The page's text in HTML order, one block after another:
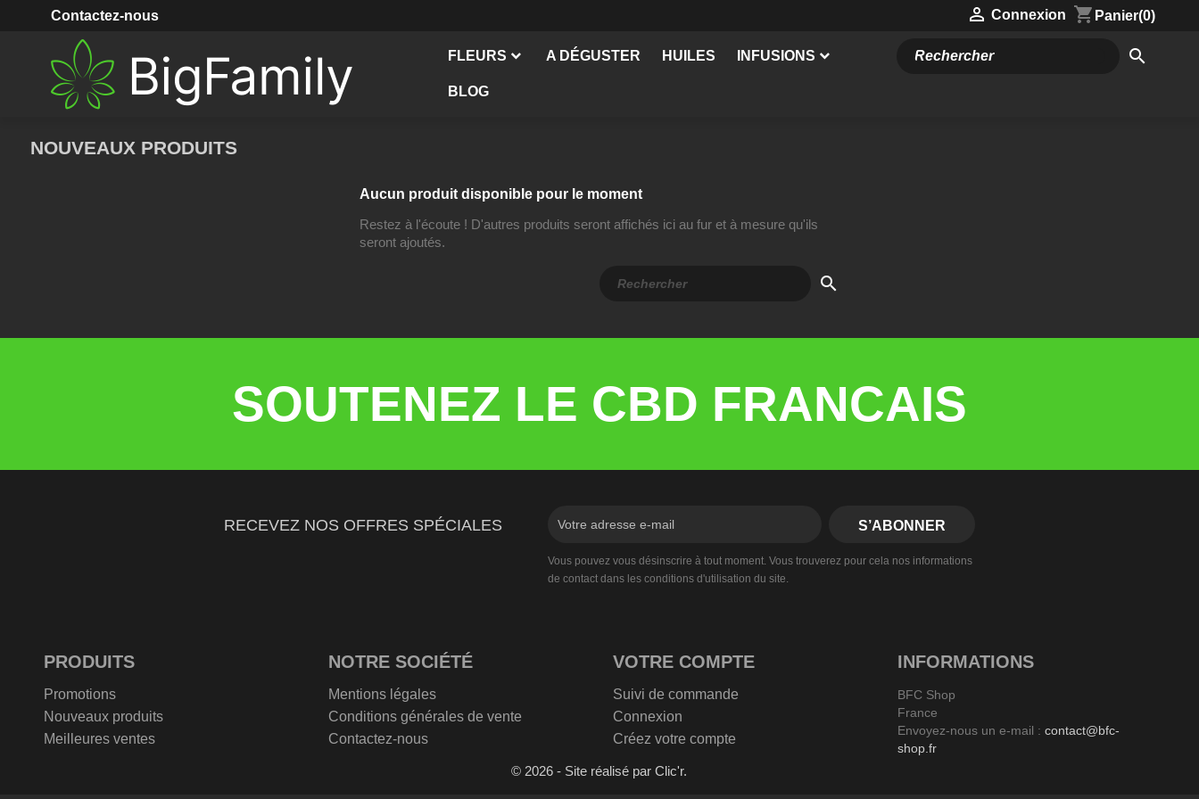
Contactez-nous  Connexion shopping_cart Panier(0)
FLEURS A DÉGUSTER HUILES INFUSIONS
BLOG
search
Accueil Nouveaux produits
NOUVEAUX PRODUITS
Aucun produit disponible pour le moment
Restez à l'écoute ! D'autres produits seront affichés ici au fur et à mesure qu'ils
seront ajoutés.
search
SOUTENEZ LE CBD FRANCAIS
RECEVEZ NOS OFFRES SPÉCIALES
Vous pouvez vous désinscrire à tout moment. Vous trouverez pour cela nos informations
de contact dans les conditions d'utilisation du site.
PRODUITS
Promotions
Nouveaux produits
Meilleures ventes
NOTRE SOCIÉTÉ
Mentions légales
Conditions générales de vente
Contactez-nous
VOTRE COMPTE
Suivi de commande
Connexion
Créez votre compte
INFORMATIONS
BFC Shop
France
Envoyez-nous un e-mail :contact@bfc-
shop.fr
© 2026 - Site réalisé par Clic'r.